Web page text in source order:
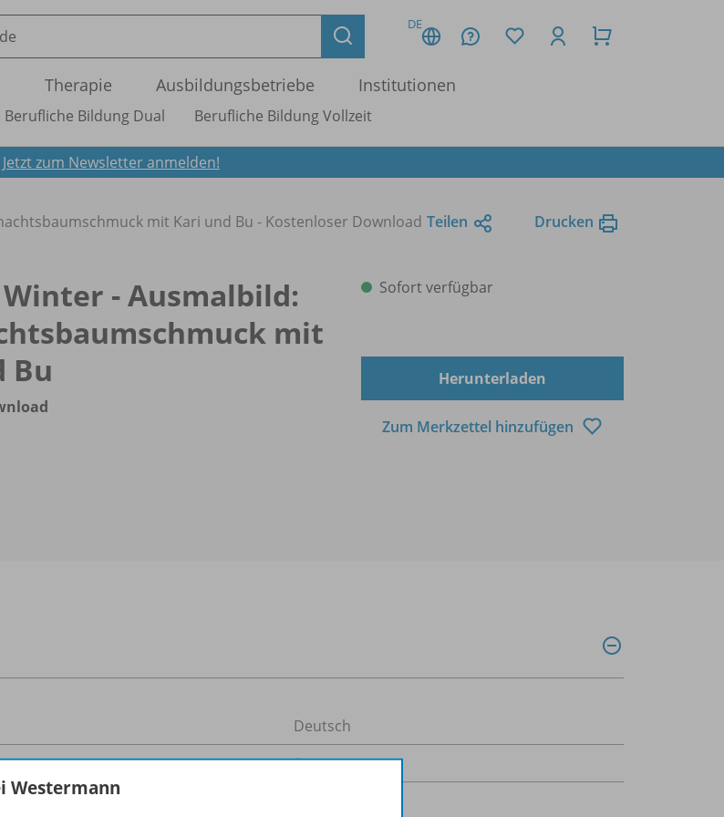
DE
Therapie Ausbildungsbetriebe Institutionen
Berufliche Bildung Dual Berufliche Bildung Vollzeit
Jetzt zum Newsletter anmelden!
mit Kari und Bu - Kostenloser Download Teilen Drucken
- Ausmalbild:
mit
Bu
Sofort verfügbar
Herunterladen
Zum Merkzettel hinzufügen
Deutsch
1
Westermann